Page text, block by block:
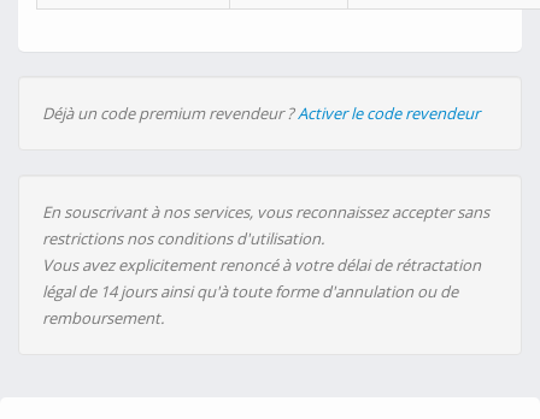
Déjà un code premium revendeur ?Activer le code revendeur
En souscrivant à nos services, vous reconnaissez accepter sans
restrictions nos conditions d'utilisation.
Vous avez explicitement renoncé à votre délai de rétractation
légal de 14 jours ainsi qu'à toute forme d'annulation ou de
remboursement.